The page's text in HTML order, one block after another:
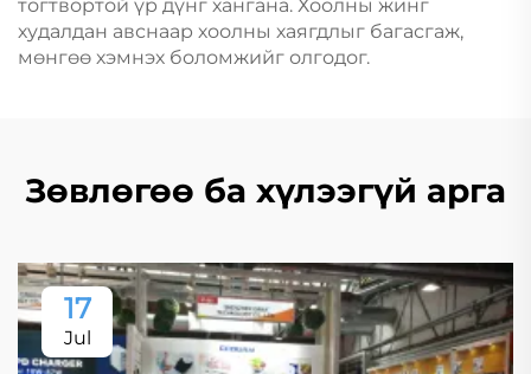
тогтвортой үр дүнг хангана. Хоолны жинг
худалдан авснаар хоолны хаягдлыг багасгаж,
мөнгөө хэмнэх боломжийг олгодог.
Зөвлөгөө ба хүлээгүй арга
17
Jul